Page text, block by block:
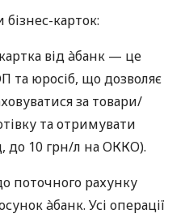
карток:
від àбанк — це
та юросіб, що дозволяє
за товари/
та отримувати
до 10 грн/л на ОККО).
поточного рахунку
àбанк. Усі операції